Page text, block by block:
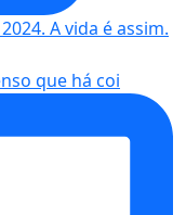
que há coi